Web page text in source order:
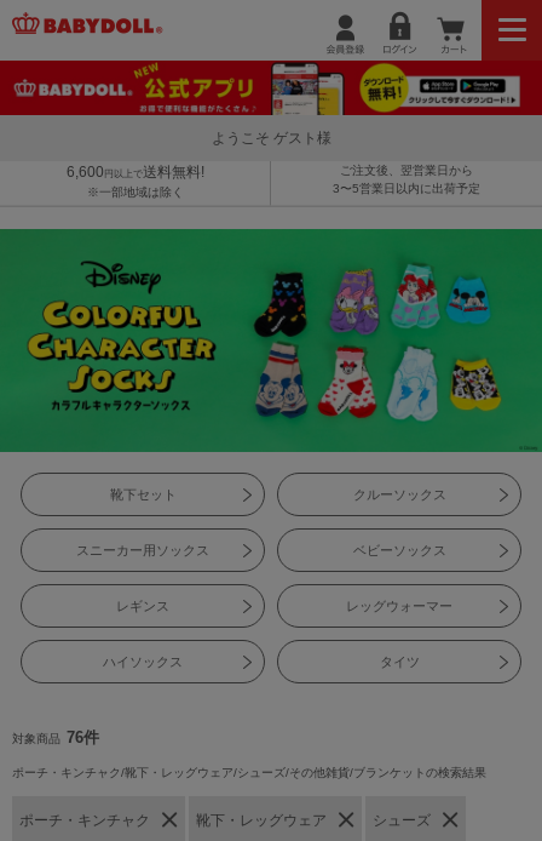
ようこそ ゲスト様
6,600 円以上で送料無料!
※一部地域は除く
ご注文後、翌営業日から
3〜5営業日以内に出荷予定
靴下セット クルーソックス
スニーカー用ソックス ベビーソックス
レギンス レッグウォーマー
ハイソックス タイツ
対象商品 76件
ポーチ・キンチャク/靴下・レッグウェア/シューズ/その他雑貨/ブランケットの検索結果
ポーチ・キンチャク 靴下・レッグウェア シューズ